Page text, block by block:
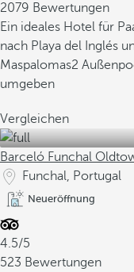
2079 Bewertungen
Ein ideales Hotel für
nach Playa del Inglés
Maspalomas2
umgeben
Vergleichen
Barceló Funchal
Funchal, Portugal
Neueröffnung
4.5/5
523 Bewertungen